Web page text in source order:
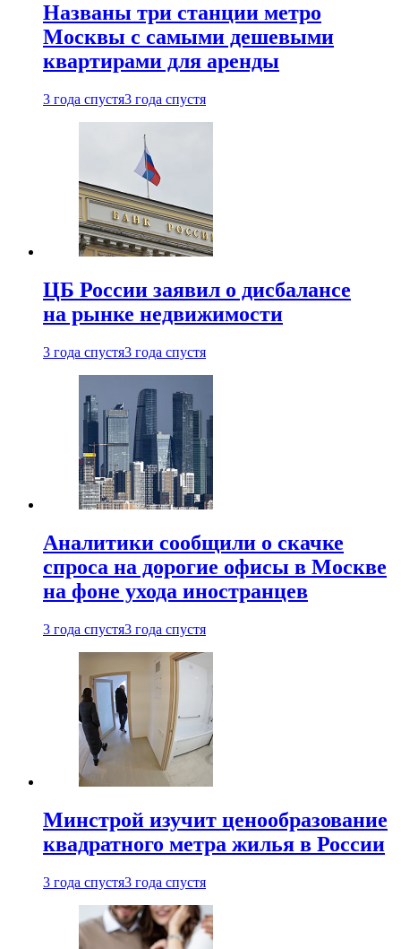
Названы три станции метро
Москвы с самыми дешевыми
квартирами для аренды
3 года спустя3 года спустя
ЦБ России заявил о дисбалансе
на рынке недвижимости
3 года спустя3 года спустя
Аналитики сообщили о скачке
спроса на дорогие офисы в Москве
на фоне ухода иностранцев
3 года спустя3 года спустя
Минстрой изучит ценообразование
квадратного метра жилья в России
3 года спустя3 года спустя